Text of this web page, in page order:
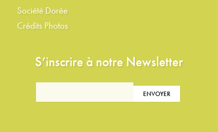
Société Dorée
Crédits Photos
S’inscrire à notre Newsletter